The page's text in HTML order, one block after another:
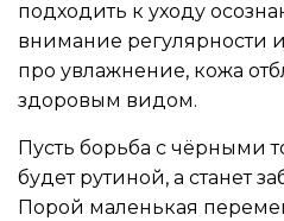
подходить к уходу
внимание регулярности
про увлажнение, кожа
здоровым видом.
Пусть борьба с чёрными
будет рутиной, а станет
Порой маленькая